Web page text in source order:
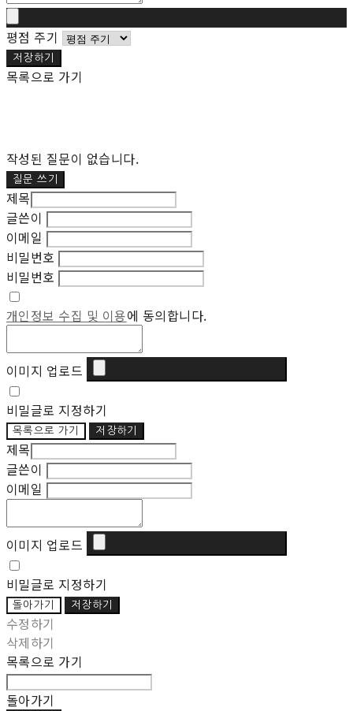
평점 주기
저장하기
목록으로 가기
작성된 질문이 없습니다.
질문 쓰기
제목
글쓴이
이메일
비밀번호
비밀번호
개인정보 수집 및 이용에 동의합니다.
이미지 업로드
비밀글로 지정하기
목록으로 가기 저장하기
제목
글쓴이
이메일
이미지 업로드
비밀글로 지정하기
돌아가기 저장하기
수정하기
삭제하기
목록으로 가기
돌아가기